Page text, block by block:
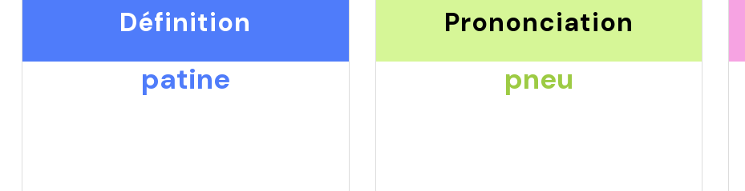
Définition
patine
Prononciation
pneu